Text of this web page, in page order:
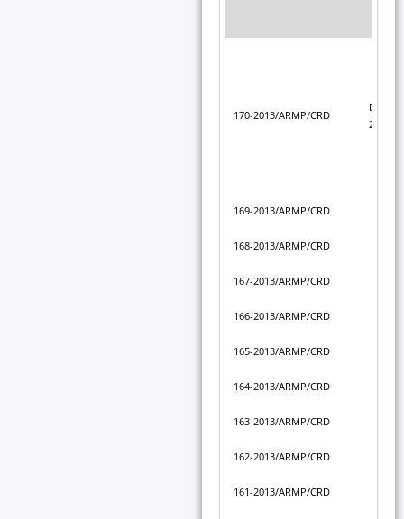
170-2013/ARMP/CRD
2022
169-2013/ARMP/CRD
168-2013/ARMP/CRD
167-2013/ARMP/CRD
166-2013/ARMP/CRD
165-2013/ARMP/CRD
164-2013/ARMP/CRD
163-2013/ARMP/CRD
162-2013/ARMP/CRD
161-2013/ARMP/CRD